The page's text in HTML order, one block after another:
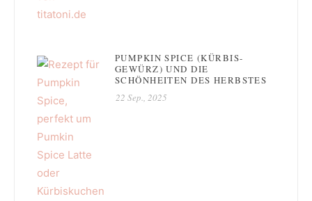
PUMPKIN SPICE (KÜRBIS-
GEWÜRZ) UND DIE
SCHÖNHEITEN DES HERBSTES
22 Sep., 2025